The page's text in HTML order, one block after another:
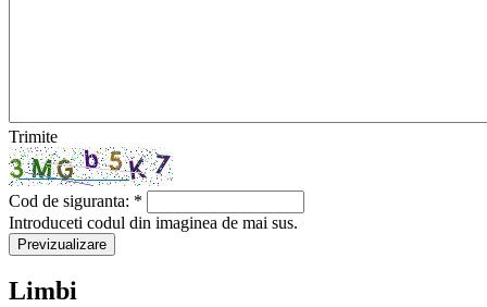
Trimite
Cod de siguranta: *
Introduceti codul din imaginea de mai sus.
Limbi